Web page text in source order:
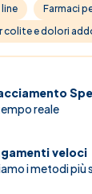
Farmaci
colite e dolori
reale
veloci
i metodi più